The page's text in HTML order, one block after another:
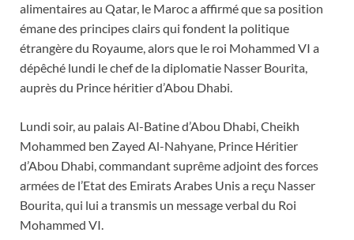
alimentaires au Qatar, le Maroc a affirmé que sa position
émane des principes clairs qui fondent la politique
étrangère du Royaume, alors que le roi Mohammed VI a
dépêché lundi le chef de la diplomatie Nasser Bourita,
auprès du Prince héritier d’Abou Dhabi.
Lundi soir, au palais Al-Batine d’Abou Dhabi, Cheikh
Mohammed ben Zayed Al-Nahyane, Prince Héritier
d’Abou Dhabi, commandant suprême adjoint des forces
armées de l’Etat des Emirats Arabes Unis a reçu Nasser
Bourita, qui lui a transmis un message verbal du Roi
Mohammed VI.